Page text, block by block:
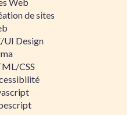
de sites
UI Design
CSS